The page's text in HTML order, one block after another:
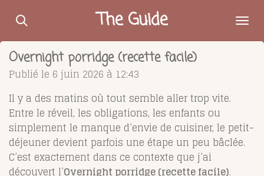
Passer
contenu
principal
The Guide
Overnight porridge (recette facile)
Publié le 6 juin 2026 à 12:43
Il y a des matins où tout semble aller trop vite.
Entre le réveil, les obligations, les enfants ou
simplement le manque d’envie de cuisiner, le petit-
déjeuner devient parfois une étape un peu bâclée.
C’est exactement dans ce contexte que j’ai
découvert l’Overnight porridge (recette facile).